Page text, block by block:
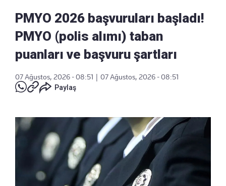
PMYO 2026 başvuruları başladı!
PMYO (polis alımı) taban
puanları ve başvuru şartları
07 Ağustos, 2026 - 08:51
07 Ağustos, 2026 - 08:51
Paylaş